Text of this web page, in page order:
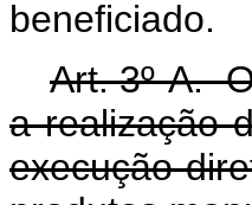
beneficiado.
Art. 3º-A.
a realização
execução